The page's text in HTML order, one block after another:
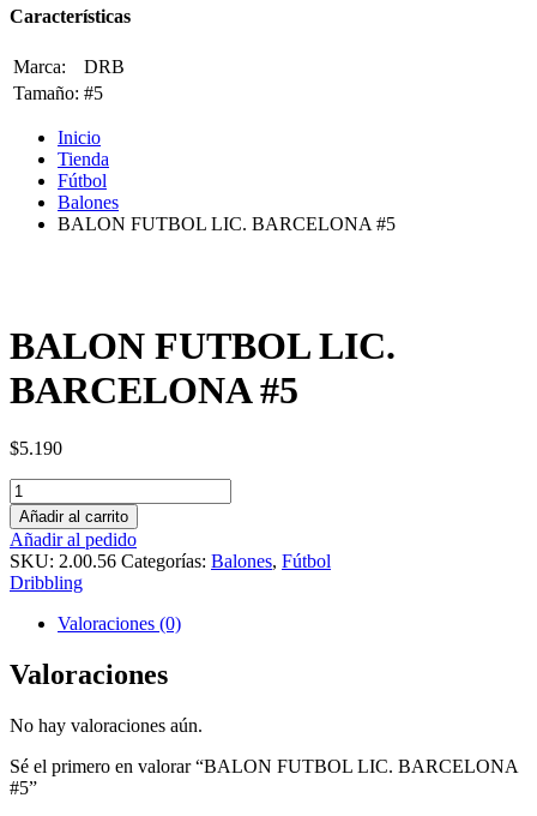
Características
Marca:
DRB
Tamaño: #5
Inicio
Tienda
Fútbol
Balones
BALON FUTBOL LIC. BARCELONA #5
BALON FUTBOL LIC.
BARCELONA #5
$5.190
Cantidad
Añadir al carrito
Añadir al pedido
SKU: 2.00.56 Categorías: Balones, Fútbol
Dribbling
Valoraciones (0)
Valoraciones
No hay valoraciones aún.
Sé el primero en valorar “BALON FUTBOL LIC. BARCELONA
#5”